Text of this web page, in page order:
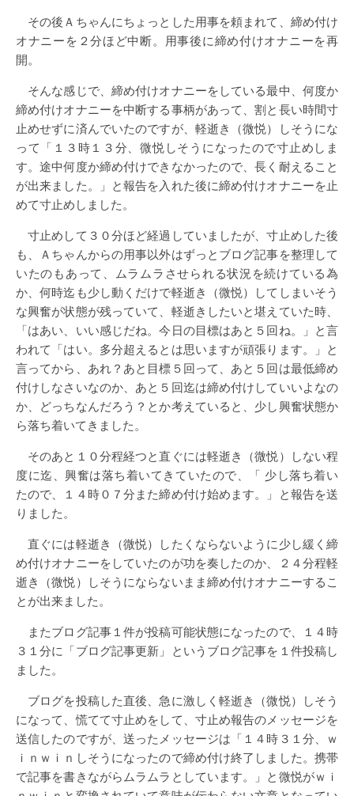
その後Ａちゃんにちょっとした用事を頼まれて、締め付け
オナニーを２分ほど中断。用事後に締め付けオナニーを再
開。
そんな感じで、締め付けオナニーをしている最中、何度か
締め付けオナニーを中断する事柄があって、割と長い時間寸
止めせずに済んでいたのですが、軽逝き（微悦）しそうにな
って「１３時１３分、微悦しそうになったので寸止めしま
す。途中何度か締め付けできなかったので、長く耐えること
が出来ました。」と報告を入れた後に締め付けオナニーを止
めて寸止めしました。
寸止めして３０分ほど経過していましたが、寸止めした後
も、Ａちゃんからの用事以外はずっとブログ記事を整理して
いたのもあって、ムラムラさせられる状況を続けている為
か、何時迄も少し動くだけで軽逝き（微悦）してしまいそう
な興奮が状態が残っていて、軽逝きしたいと堪えていた時、
「はあい、いい感じだね。今日の目標はあと５回ね。」と言
われて「はい。多分超えるとは思いますが頑張ります。」と
言ってから、あれ？あと目標５回って、あと５回は最低締め
付けしなさいなのか、あと５回迄は締め付けしていいよなの
か、どっちなんだろう？とか考えていると、少し興奮状態か
ら落ち着いてきました。
そのあと１０分程経つと直ぐには軽逝き（微悦）しない程
度に迄、興奮は落ち着いてきていたので、「 少し落ち着い
たので、１４時０７分また締め付け始めます。」と報告を送
りました。
直ぐには軽逝き（微悦）したくならないように少し緩く締
め付けオナニーをしていたのが功を奏したのか、２４分程軽
逝き（微悦）しそうにならないまま締め付けオナニーするこ
とが出来ました。
またブログ記事１件が投稿可能状態になったので、１４時
３１分に「ブログ記事更新」というブログ記事を１件投稿し
ました。
ブログを投稿した直後、急に激しく軽逝き（微悦）しそう
になって、慌てて寸止めをして、寸止め報告のメッセージを
送信したのですが、送ったメッセージは「１４時３１分、ｗ
ｉｎｗｉｎしそうになったので締め付け終了しました。携帯
で記事を書きながらムラムラとしています。」と微悦がｗｉ